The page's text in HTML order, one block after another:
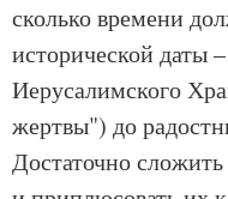
сколько времени
исторической даты
Иерусалимского
жертвы") до
Достаточно